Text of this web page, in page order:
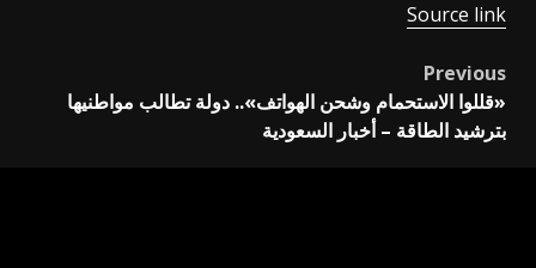
Source link
Post
navigation
Previous
«قللوا الاستحمام وشحن الهواتف».. دولة تطالب مواطنيها
بترشيد الطاقة – أخبار السعودية